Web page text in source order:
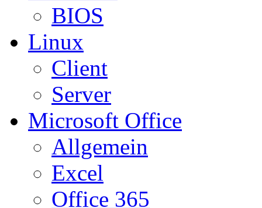
BIOS
Linux
Client
Server
Microsoft Office
Allgemein
Excel
Office 365